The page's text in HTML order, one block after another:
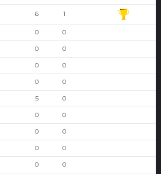
6 1
0 0
0 0
0 0
0 0
5 0
0 0
0 0
0 0
0 0